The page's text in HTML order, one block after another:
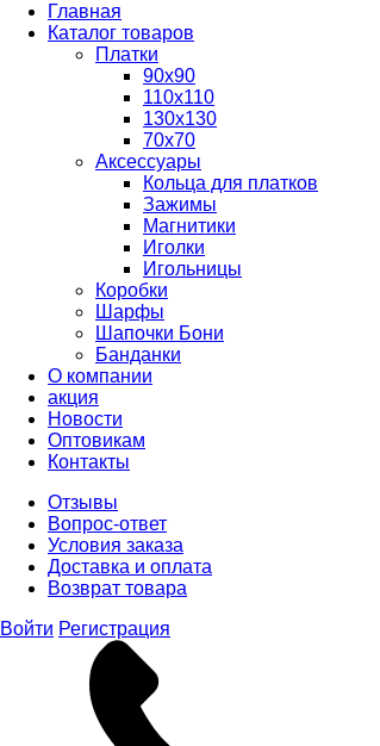
Главная
Каталог товаров
Платки
90x90
110x110
130x130
70х70
Аксессуары
Кольца для платков
Зажимы
Магнитики
Иголки
Игольницы
Коробки
Шарфы
Шапочки Бони
Банданки
О компании
акция
Новости
Оптовикам
Контакты
Отзывы
Вопрос-ответ
Условия заказа
Доставка и оплата
Возврат товара
Войти Регистрация